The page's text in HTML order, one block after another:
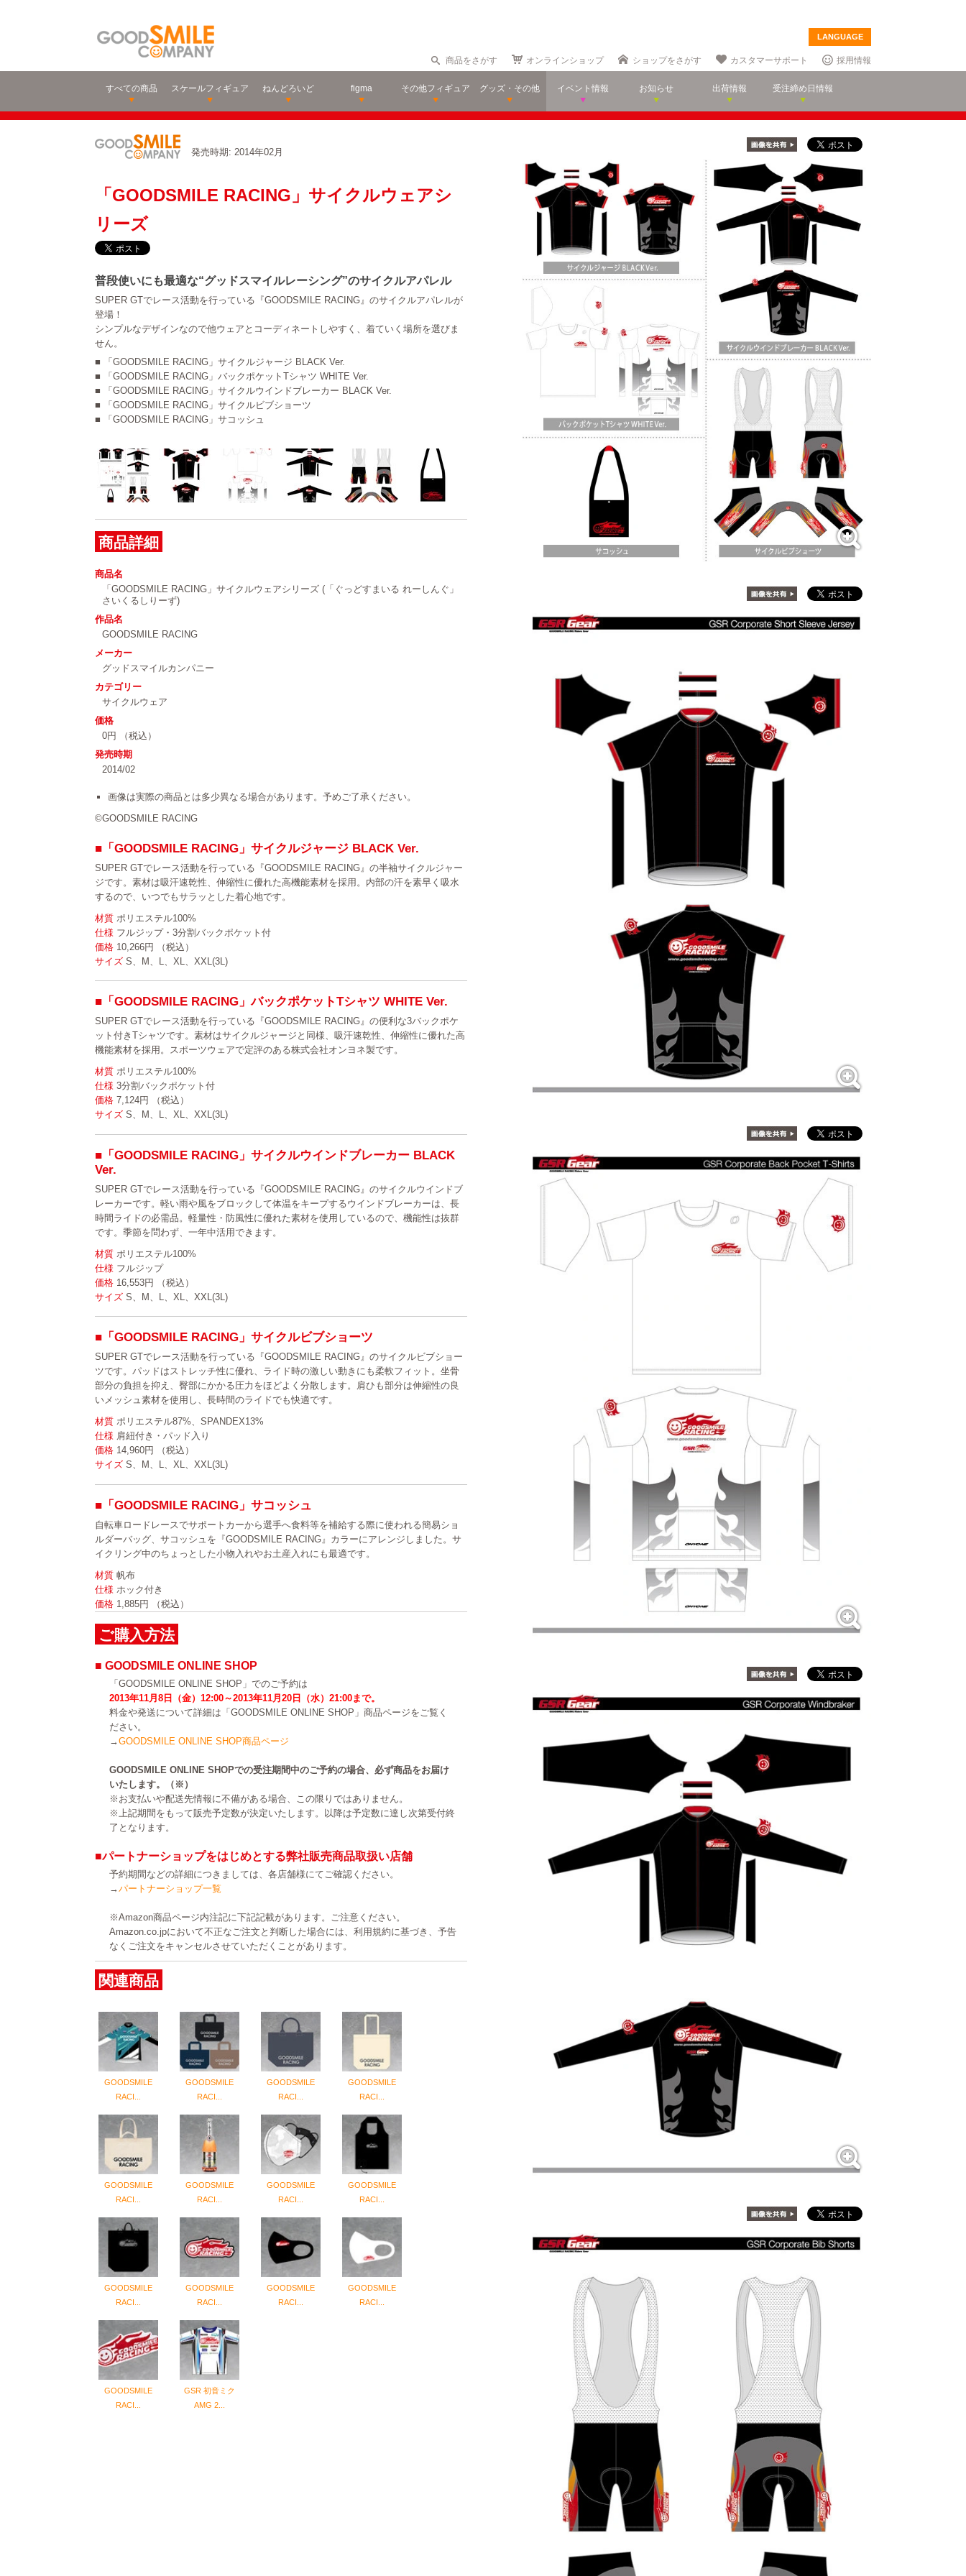
LANGUAGE
商品をさがす オンラインショップ ショップをさがす カスタマーサポート 採用情報
すべての商品 スケールフィギュア ねんどろいど figma その他フィギュア グッズ・その他 イベント情報 お知らせ 出荷情報 受注締め日情報
発売時期: 2014年02月
「GOODSMILE RACING」サイクルウェアシ
リーズ
普段使いにも最適な“グッドスマイルレーシング”のサイクルアパレル
SUPER GTでレース活動を行っている『GOODSMILE RACING』のサイクルアパレルが
登場！
シンプルなデザインなので他ウェアとコーディネートしやすく、着ていく場所を選びま
せん。
■ 「GOODSMILE RACING」サイクルジャージ BLACK Ver.
■ 「GOODSMILE RACING」バックポケットTシャツ WHITE Ver.
■ 「GOODSMILE RACING」サイクルウインドブレーカー BLACK Ver.
■ 「GOODSMILE RACING」サイクルビブショーツ
■ 「GOODSMILE RACING」サコッシュ
商品詳細
商品名
「GOODSMILE RACING」サイクルウェアシリーズ (「ぐっどすまいる れーしんぐ」
さいくるしりーず)
作品名
GOODSMILE RACING
メーカー
グッドスマイルカンパニー
カテゴリー
サイクルウェア
価格
0円 （税込）
発売時期
2014/02
画像は実際の商品とは多少異なる場合があります。予めご了承ください。
©GOODSMILE RACING
■「GOODSMILE RACING」サイクルジャージ BLACK Ver.
SUPER GTでレース活動を行っている『GOODSMILE RACING』の半袖サイクルジャー
ジです。素材は吸汗速乾性、伸縮性に優れた高機能素材を採用。内部の汗を素早く吸水
するので、いつでもサラッとした着心地です。
材質 ポリエステル100%
仕様 フルジップ・3分割バックポケット付
価格 10,266円 （税込）
サイズ S、M、L、XL、XXL(3L)
■「GOODSMILE RACING」バックポケットTシャツ WHITE Ver.
SUPER GTでレース活動を行っている『GOODSMILE RACING』の便利な3バックポケ
ット付きTシャツです。素材はサイクルジャージと同様、吸汗速乾性、伸縮性に優れた高
機能素材を採用。スポーツウェアで定評のある株式会社オンヨネ製です。
材質 ポリエステル100%
仕様 3分割バックポケット付
価格 7,124円 （税込）
サイズ S、M、L、XL、XXL(3L)
■「GOODSMILE RACING」サイクルウインドブレーカー BLACK
Ver.
SUPER GTでレース活動を行っている『GOODSMILE RACING』のサイクルウインドブ
レーカーです。軽い雨や風をブロックして体温をキープするウインドブレーカーは、長
時間ライドの必需品。軽量性・防風性に優れた素材を使用しているので、機能性は抜群
です。季節を問わず、一年中活用できます。
材質 ポリエステル100%
仕様 フルジップ
価格 16,553円 （税込）
サイズ S、M、L、XL、XXL(3L)
■「GOODSMILE RACING」サイクルビブショーツ
SUPER GTでレース活動を行っている『GOODSMILE RACING』のサイクルビブショー
ツです。パッドはストレッチ性に優れ、ライド時の激しい動きにも柔軟フィット。坐骨
部分の負担を抑え、臀部にかかる圧力をほどよく分散します。肩ひも部分は伸縮性の良
いメッシュ素材を使用し、長時間のライドでも快適です。
材質 ポリエステル87%、SPANDEX13%
仕様 肩紐付き・パッド入り
価格 14,960円 （税込）
サイズ S、M、L、XL、XXL(3L)
■「GOODSMILE RACING」サコッシュ
自転車ロードレースでサポートカーから選手へ食料等を補給する際に使われる簡易ショ
ルダーバッグ、サコッシュを『GOODSMILE RACING』カラーにアレンジしました。サ
イクリング中のちょっとした小物入れやお土産入れにも最適です。
材質 帆布
仕様 ホック付き
価格 1,885円 （税込）
ご購入方法
■ GOODSMILE ONLINE SHOP
「GOODSMILE ONLINE SHOP」でのご予約は
2013年11月8日（金）12:00～2013年11月20日（水）21:00まで。
料金や発送について詳細は「GOODSMILE ONLINE SHOP」商品ページをご覧く
ださい。
→GOODSMILE ONLINE SHOP商品ページ
GOODSMILE ONLINE SHOPでの受注期間中のご予約の場合、必ず商品をお届け
いたします。（※）
※お支払いや配送先情報に不備がある場合、この限りではありません。
※上記期間をもって販売予定数が決定いたします。以降は予定数に達し次第受付終
了となります。
■パートナーショップをはじめとする弊社販売商品取扱い店舗
予約期間などの詳細につきましては、各店舗様にてご確認ください。
→パートナーショップ一覧
※Amazon商品ページ内注記に下記記載があります。ご注意ください。
Amazon.co.jpにおいて不正なご注文と判断した場合には、利用規約に基づき、予告
なくご注文をキャンセルさせていただくことがあります。
関連商品
GOODSMILE
RACI...
GOODSMILE
RACI...
GOODSMILE
RACI...
GOODSMILE
RACI...
GOODSMILE
RACI...
GOODSMILE
RACI...
GOODSMILE
RACI...
GOODSMILE
RACI...
GOODSMILE
RACI...
GOODSMILE
RACI...
GOODSMILE
RACI...
GOODSMILE
RACI...
GOODSMILE
RACI...
GSR 初音ミク
AMG 2...